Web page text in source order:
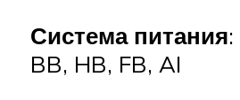
Система питания:
BB, HB, FB, AI